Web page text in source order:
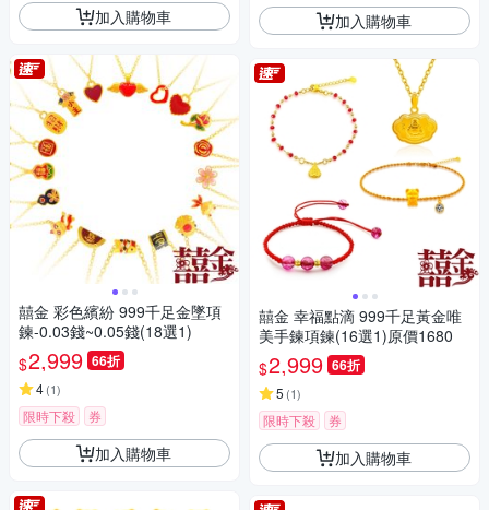
加入購物車
囍金 彩色繽紛 999千足金墜項
鍊-0.03錢~0.05錢(18選1)
$2,999 66折
4(1)
限時下殺 券
加入購物車
加入購物車
囍金 幸福點滴 999千足黃金唯
美手鍊項鍊(16選1)原價1680
$2,999 66折
5 (1)
限時下殺 券
加入購物車